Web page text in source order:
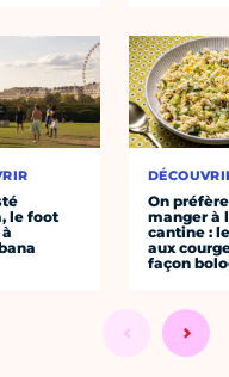
le foot
On préfère
manger à
cantine :
aux
façon